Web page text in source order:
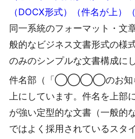
（DOCX形式）（件名が上）
同一系統のフォーマット・文
般的なビジネス文書形式の様
のみのシンプルな文書構成に
件名部（「◯◯◯◯のお知ら
上にしています。件名を上部
が強い定型的な文書（一般的
ではよく採用されているスタ